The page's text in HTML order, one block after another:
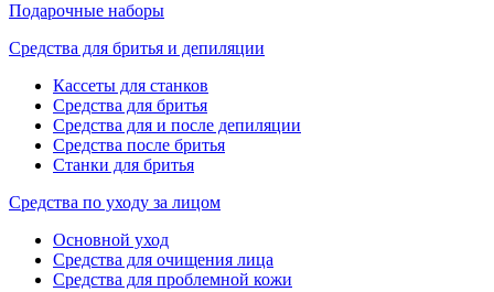
Подарочные наборы
Средства для бритья и депиляции
Кассеты для станков
Средства для бритья
Средства для и после депиляции
Средства после бритья
Станки для бритья
Средства по уходу за лицом
Основной уход
Средства для очищения лица
Средства для проблемной кожи